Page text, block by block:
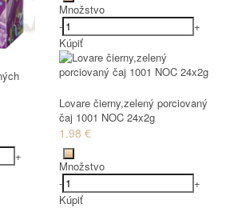
+
Množstvo
-
+
Kúpiť
Lovare čierny,zelený porciovaný
čaj 1001 NOC 24x2g
1.98 €
Množstvo
-
+
Kúpiť